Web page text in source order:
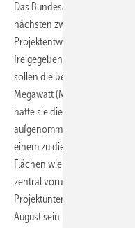
Das Bundesamt für
nächsten zwei Flächen für
Projektentwicklungen nach
freigegeben. Mit 151
sollen die beiden Areale
Megawatt (MW)
hatte sie die Behörde in den
aufgenommen und sie nun
einem zu diesem Zweck
Flächen wie geplant in der
zentral voruntersuchter
Projektunternehmen
August sein.